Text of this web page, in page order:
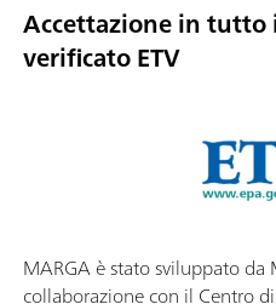
Accettazione in tutto
verificato ETV
MARGA è stato sviluppato da
collaborazione con il Centro